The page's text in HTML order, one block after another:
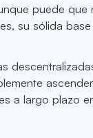
puede que
su sólida
a largo plazo